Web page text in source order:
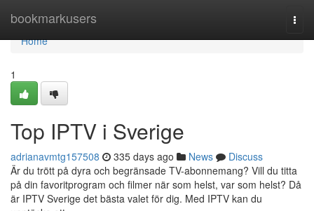
bookmarkusers
Home
Home
1
Top IPTV i Sverige
adrianavmtg157508 335 days ago News
Discuss
Är du trött på dyra och begränsade TV-abonnemang? Vill du titta
på din favoritprogram och filmer när som helst, var som helst? Då
är IPTV Sverige det bästa valet för dig. Med IPTV kan du